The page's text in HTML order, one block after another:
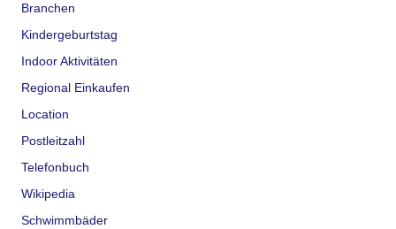
Branchen
Kindergeburtstag
Indoor Aktivitäten
Regional Einkaufen
Location
Postleitzahl
Telefonbuch
Wikipedia
Schwimmbäder